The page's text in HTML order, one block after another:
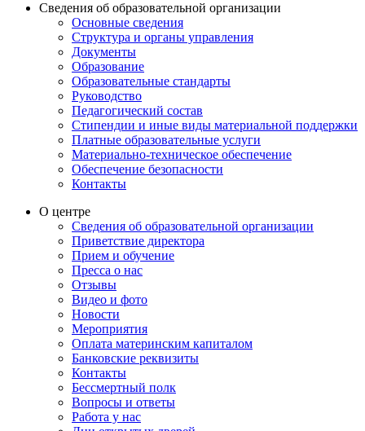
Сведения об образовательной организации
Основные сведения
Структура и органы управления
Документы
Образование
Образовательные стандарты
Руководство
Педагогический состав
Стипендии и иные виды материальной поддержки
Платные образовательные услуги
Материально-техническое обеспечение
Обеспечение безопасности
Контакты
О центре
Сведения об образовательной организации
Приветствие директора
Прием и обучение
Пресса о нас
Отзывы
Видео и фото
Новости
Мероприятия
Оплата материнским капиталом
Банковские реквизиты
Контакты
Бессмертный полк
Вопросы и ответы
Работа у нас